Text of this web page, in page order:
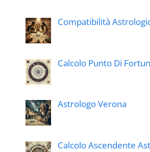
Compatibilità
Calcolo Punto Di
Astrologo Verona
Calcolo Ascendente